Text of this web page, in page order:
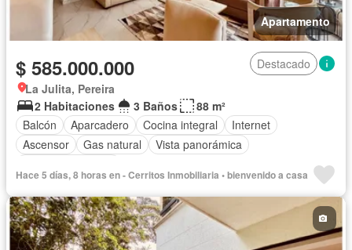
Apartamento
$ 585.000.000
Destacado
La Julita, Pereira
2 Habitaciones
3 Baños
88 m²
Balcón
Aparcadero Cocina integral
Internet
Ascensor
Gas natural
Vista panorámica
Hace 5 días, 8 horas en - Cerritos Inmobiliaria • bienvenido a casa